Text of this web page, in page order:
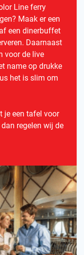
Line ferry
Maak er een
een dinerbuffet
Daarnaast
voor de live
name op drukke
het is slim om
je een tafel voor
regelen wij de